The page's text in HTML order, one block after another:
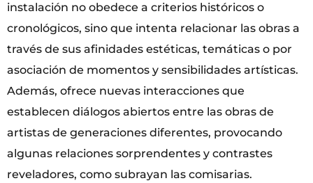
instalación no obedece a criterios históricos o
cronológicos, sino que intenta relacionar las obras a
través de sus afinidades estéticas, temáticas o por
asociación de momentos y sensibilidades artísticas.
Además, ofrece nuevas interacciones que
establecen diálogos abiertos entre las obras de
artistas de generaciones diferentes, provocando
algunas relaciones sorprendentes y contrastes
reveladores, como subrayan las comisarias.